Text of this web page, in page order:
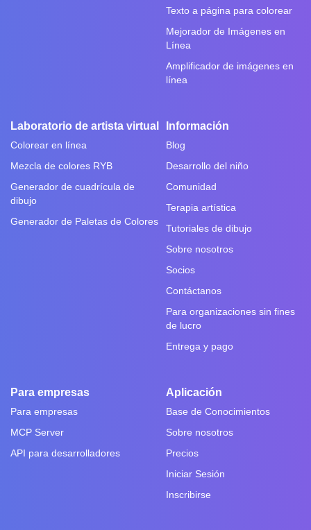
Texto a página para colorear
Mejorador de Imágenes en
Línea
Amplificador de imágenes en
línea
Laboratorio de artista virtual
Colorear en línea
Mezcla de colores RYB
Generador de cuadrícula de
dibujo
Generador de Paletas de Colores
Información
Blog
Desarrollo del niño
Comunidad
Terapia artística
Tutoriales de dibujo
Sobre nosotros
Socios
Contáctanos
Para organizaciones sin fines
de lucro
Entrega y pago
Para empresas
Para empresas
MCP Server
API para desarrolladores
Aplicación
Base de Conocimientos
Sobre nosotros
Precios
Iniciar Sesión
Inscribirse